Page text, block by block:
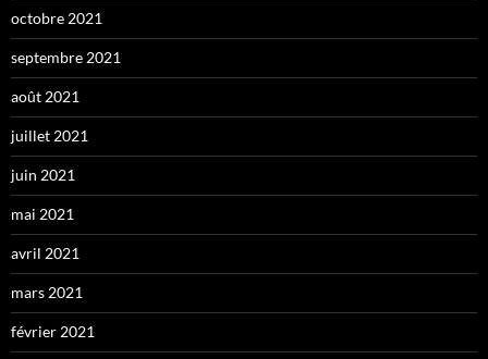
octobre 2021
septembre 2021
août 2021
juillet 2021
juin 2021
mai 2021
avril 2021
mars 2021
février 2021